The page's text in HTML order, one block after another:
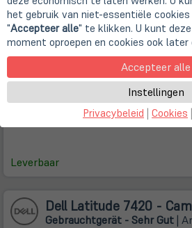
33,8cm 13,3" Retina TFT Display
2560 x 1600 Pixel (WQXGA)
16 GB DDR4 (onboard / kein Steckplatz)
512GB SSD
Mac OS
Leverbaar
Dell Latitude 7420 -
Gebrauchtgerät - Sehr Gut |
het gebruik van niet-essentiële cookies
"Accepteer alle" te klikken. U kunt
moment oproepen en cookies ook
Accepteer alle
Instellingen
Privacybeleid | Cookies |